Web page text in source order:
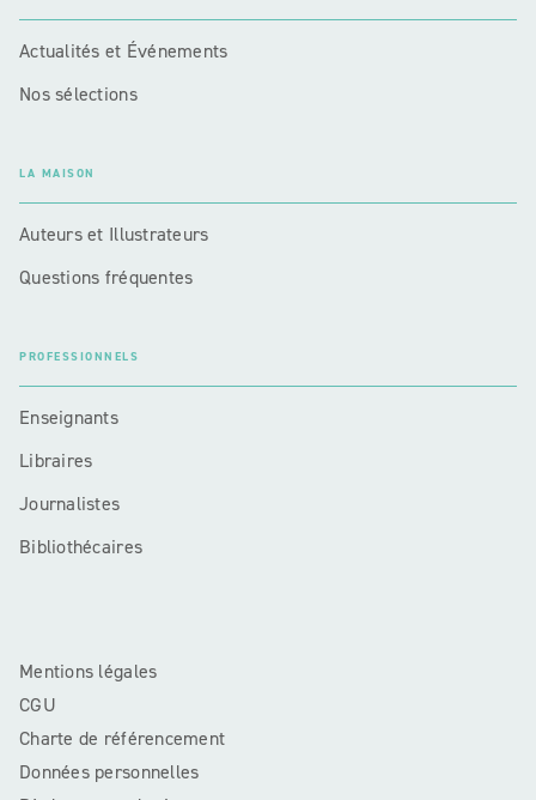
Actualités et Événements
Nos sélections
LA MAISON
Auteurs et Illustrateurs
Questions fréquentes
PROFESSIONNELS
Enseignants
Libraires
Journalistes
Bibliothécaires
Mentions légales
CGU
Charte de référencement
Données personnelles